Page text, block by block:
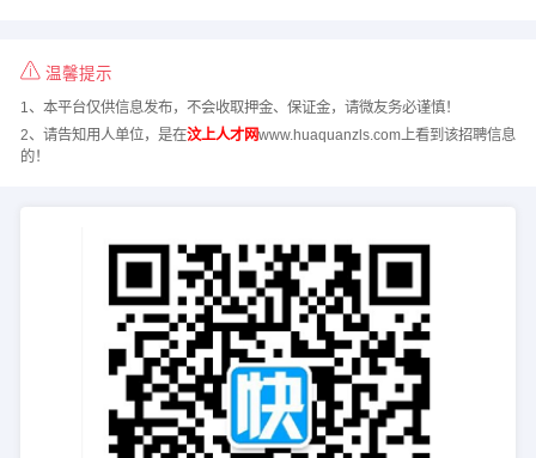
温馨提示
1、本平台仅供信息发布，不会收取押金、保证金，请微友务必谨慎！
2、请告知用人单位，是在汶上人才网www.huaquanzls.com上看到该招聘信息
的！